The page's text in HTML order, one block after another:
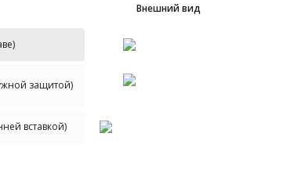
Внешний вид
защитой)
вставкой)